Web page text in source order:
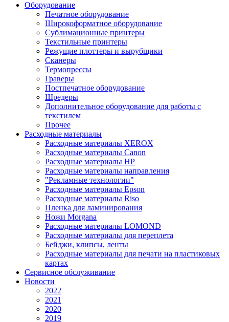
Оборудование
Печатное оборудование
Широкоформатное оборудование
Сублимационные принтеры
Текстильные принтеры
Режущие плоттеры и вырубщики
Сканеры
Термопрессы
Граверы
Постпечатное оборудование
Шредеры
Дополнительное оборудование для работы с
текстилем
Прочее
Расходные материалы
Расходные материалы XEROX
Расходные материалы Canon
Расходные материалы HP
Расходные материалы направления
"Рекламные технологии"
Расходные материалы Epson
Расходные материалы Riso
Пленка для ламинирования
Ножи Morgana
Расходные материалы LOMOND
Расходные материалы для переплета
Бейджи, клипсы, ленты
Расходные материалы для печати на пластиковых
картах
Сервисное обслуживание
Новости
2022
2021
2020
2019